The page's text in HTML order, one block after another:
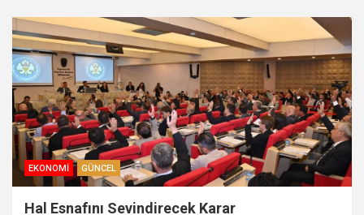
EKONOMI GÜNCEL
Hal Esnafını Sevindirecek Karar